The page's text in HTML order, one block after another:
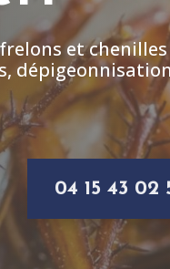
et
04 15 43 02